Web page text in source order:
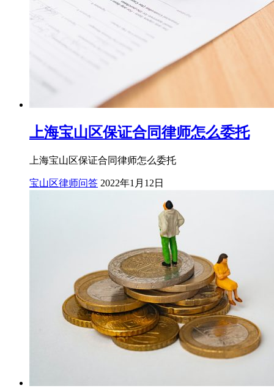
上海宝山区保证合同律师怎么委托
上海宝山区保证合同律师怎么委托
宝山区律师问答 2022年1月12日